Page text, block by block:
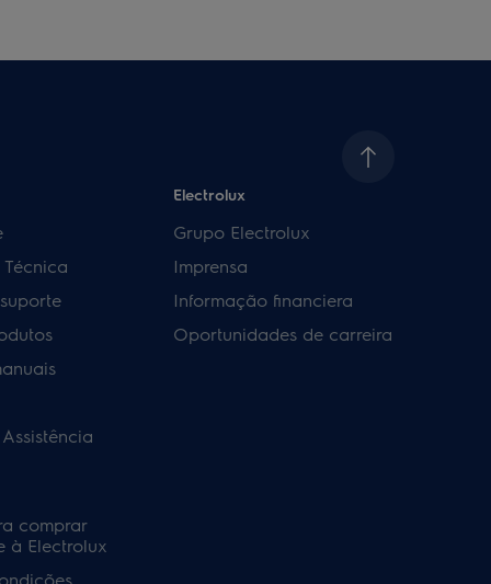
comprar
à Electrolux
Electrolux
Grupo Electrolux
Imprensa
Informação financiera
Oportunidades de carreira